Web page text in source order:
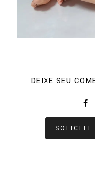
DEIXE SEU
SOLICITE